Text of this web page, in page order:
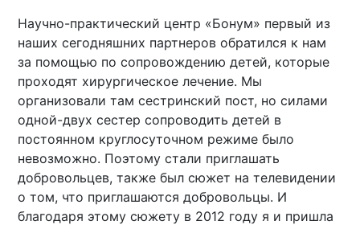
Научно-практический центр «Бонум» первый из
наших сегодняшних партнеров обратился к нам
за помощью по сопровождению детей, которые
проходят хирургическое лечение. Мы
организовали там сестринский пост, но силами
одной-двух сестер сопроводить детей в
постоянном круглосуточном режиме было
невозможно. Поэтому стали приглашать
добровольцев, также был сюжет на телевидении
о том, что приглашаются добровольцы. И
благодаря этому сюжету в 2012 году я и пришла